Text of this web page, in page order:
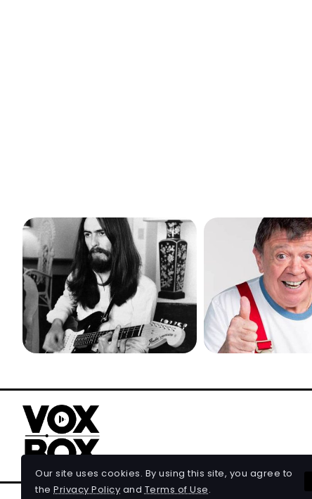
Our site uses cookies. By using this site, you agree to
the Privacy Policy andTerms of Use.